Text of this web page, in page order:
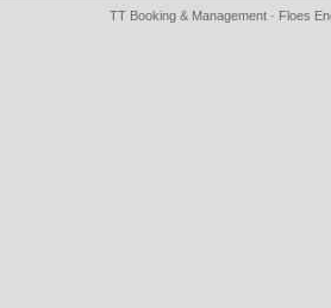
TT Booking & Management · Floes